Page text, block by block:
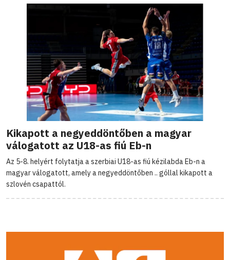
Kikapott a negyeddöntőben a magyar
válogatott az U18-as fiú Eb-n
Az 5-8. helyért folytatja a szerbiai U18-as fiú kézilabda Eb-n a
magyar válogatott, amely a negyeddöntőben .. góllal kikapott a
szlovén csapattól.